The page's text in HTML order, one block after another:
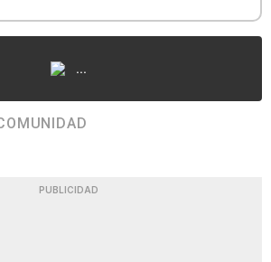
...
PUBLICIDAD